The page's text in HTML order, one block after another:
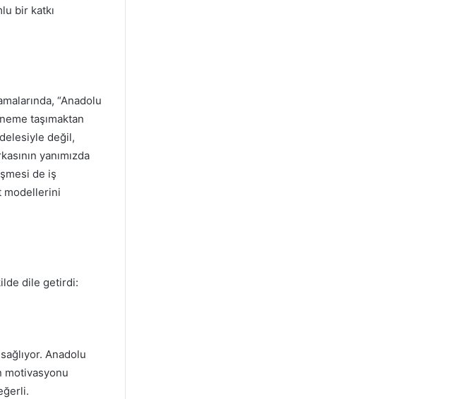
bir katkı
“Anadolu
taşımaktan
değil,
yanımızda
de iş
modellerini
dile getirdi:
Anadolu
motivasyonu